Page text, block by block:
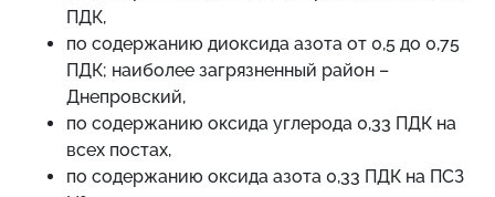
ПДК,
по содержанию диоксида азота от 0,5 до 0,75
ПДК; наиболее загрязненный район –
Днепровский,
по содержанию оксида углерода 0,33 ПДК на
всех постах,
по содержанию оксида азота 0,33 ПДК на ПСЗ